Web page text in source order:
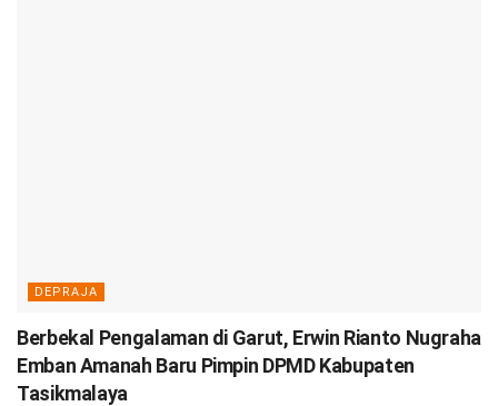
DEPRAJA
Berbekal Pengalaman di Garut, Erwin Rianto Nugraha
Emban Amanah Baru Pimpin DPMD Kabupaten
Tasikmalaya